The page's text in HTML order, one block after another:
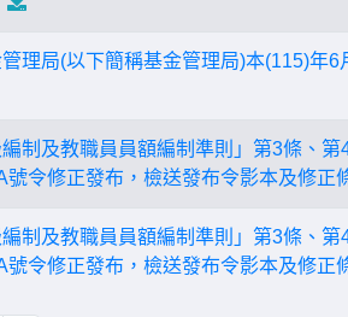
理局(以下簡稱基金管理局)本(115)年
編制及教職員員額編制準則」第3條、
令修正發布，檢送發布令影本及修正
編制及教職員員額編制準則」第3條、
令修正發布，檢送發布令影本及修正